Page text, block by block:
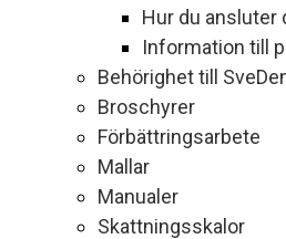
Hur du ansluter
Information till
Behörighet till
Broschyrer
Förbättringsarbete
Mallar
Manualer
Skattningsskalor